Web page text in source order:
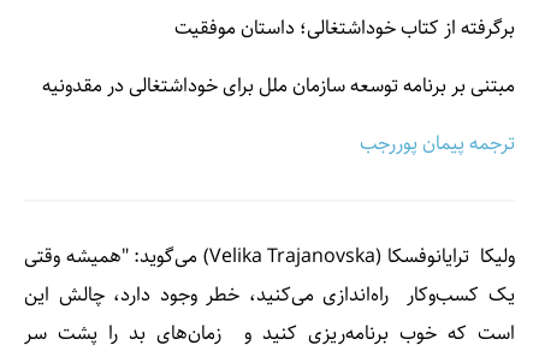
برگرفته از کتاب خوداشتغالی؛ داستان موفقیت
مبتنی بر برنامه توسعه سازمان ملل برای خوداشتغالی در مقدونیه
ترجمه پیمان پوررجب
ولیکا ترایانوفسکا (Velika Trajanovska) می‌گوید: "همیشه وقتی
یک کسب‌وکار راه‌اندازی می‌کنید، خطر وجود دارد، چالش این
است که خوب برنامه‌ریزی کنید و زمان‌های بد را پشت سر